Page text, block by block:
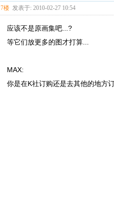
7楼 发表于: 2010-02-27 10:54
应该不是原画集吧...?
等它们放更多的图才打算...
MAX:
你是在K社订购还是去其他的地方